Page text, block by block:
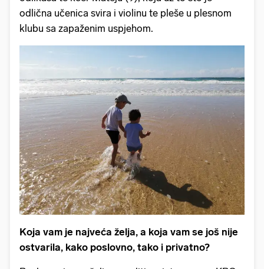
odlična učenica svira i violinu te pleše u plesnom
klubu sa zapaženim uspjehom.
Koja vam je najveća želja, a koja vam se još nije
ostvarila, kako poslovno, tako i privatno?